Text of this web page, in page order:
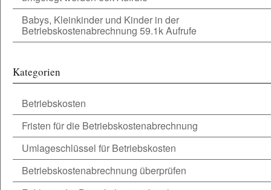
Babys, Kleinkinder und Kinder in der
Betriebskostenabrechnung 59.1k Aufrufe
Kategorien
Betriebskosten
Fristen für die Betriebskostenabrechnung
Umlageschlüssel für Betriebskosten
Betriebskostenabrechnung überprüfen